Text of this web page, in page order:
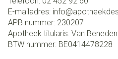
E-mailadres: info@
APB nummer: 230207
Apotheek titularis: Van
BTW nummer: BE0414478228